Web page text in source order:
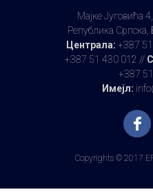
Мајке Југовића
Република Српска,
Централа: +387
+387 51 430 012 //
+387
Имејл:
Copyrights © 2017